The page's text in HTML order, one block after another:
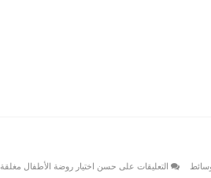
التعليقات على حسن اختيار روضة الأطفال مغلقة